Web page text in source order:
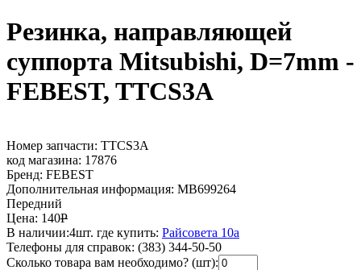
Резинка, направляющей
суппорта Mitsubishi, D=7mm -
FEBEST, TTCS3A
Номер запчасти: TTCS3A
код магазина: 17876
Бренд: FEBEST
Дополнительная информация: MB699264
Передний
Цена: 140Р
В наличии:4шт. где купить: Райсовета 10а
Телефоны для справок: (383) 344-50-50
Сколько товара вам необходимо? (шт):